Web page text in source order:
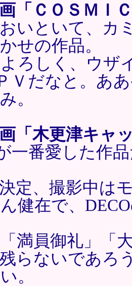
「ＣＯＳＭＩ
いといて、カ
せの作品。
ろしく、ウザ
Ｖだなと。あ
。
画「木更津キ
一番愛した作
定、撮影中は
健在で、
満員御礼」「
らないであろ
。